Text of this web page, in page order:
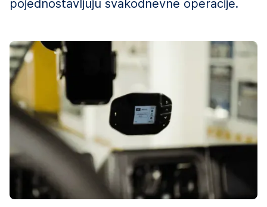
pojednostavljuju svakodnevne operacije.